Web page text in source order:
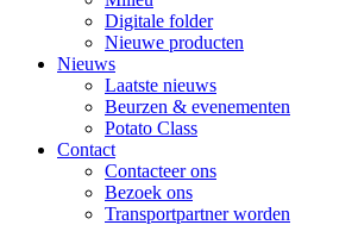
Digitale folder
Nieuwe producten
Nieuws
Laatste nieuws
Beurzen & evenementen
Potato Class
Contact
Contacteer ons
Bezoek ons
Transportpartner worden